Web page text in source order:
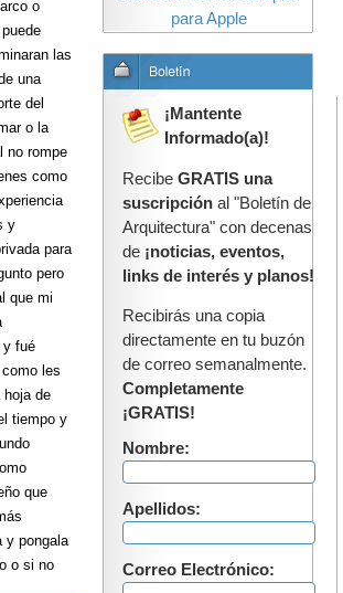
o
las
una
del
o la
no rompe
como
y
para
pero
que mi
y fué
les
hoja de
tiempo y
que
y pongala
o si no
para Apple
¡Mantente
Informado(a)!
Recibe GRATIS una
suscripción al "Boletín de
Arquitectura" con decenas
de ¡noticias, eventos,
links de interés y planos!
Recibirás una copia
directamente en tu buzón
de correo semanalmente.
Completamente
¡GRATIS!
Nombre:
Apellidos:
Correo Electrónico: